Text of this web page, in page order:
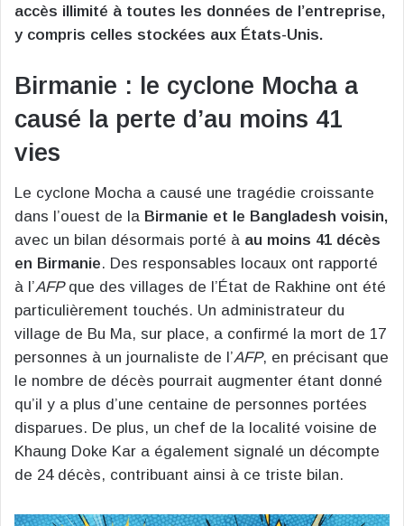
accès illimité à toutes les données de l’entreprise,
y compris celles stockées aux États-Unis.
Birmanie : le cyclone Mocha a
causé la perte d’au moins 41
vies
Le cyclone Mocha a causé une tragédie croissante
dans l’ouest de la Birmanie et le Bangladesh voisin,
avec un bilan désormais porté à au moins 41 décès
en Birmanie. Des responsables locaux ont rapporté
à l’AFPque des villages de l’État de Rakhine ont été
particulièrement touchés. Un administrateur du
village de Bu Ma, sur place, a confirmé la mort de 17
personnes à un journaliste de l’AFP, en précisant que
le nombre de décès pourrait augmenter étant donné
qu’il y a plus d’une centaine de personnes portées
disparues. De plus, un chef de la localité voisine de
Khaung Doke Kar a également signalé un décompte
de 24 décès, contribuant ainsi à ce triste bilan.